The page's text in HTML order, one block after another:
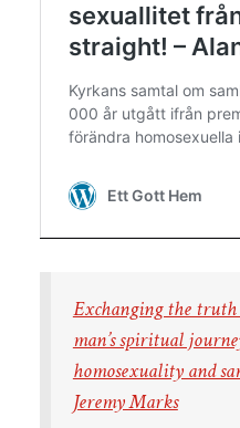
Exchanging the
man’s spiritual
homosexuality and
Jeremy Marks